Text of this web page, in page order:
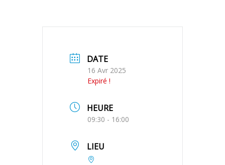
DATE
16 Avr 2025
Expiré !
HEURE
09:30 - 16:00
LIEU